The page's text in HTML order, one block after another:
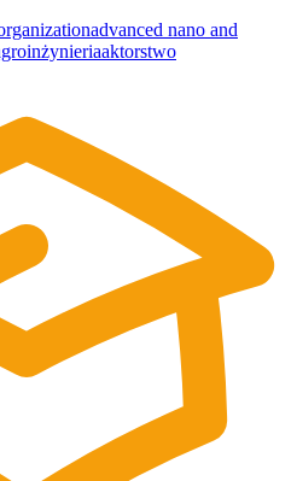
advanced nano and
aktorstwo